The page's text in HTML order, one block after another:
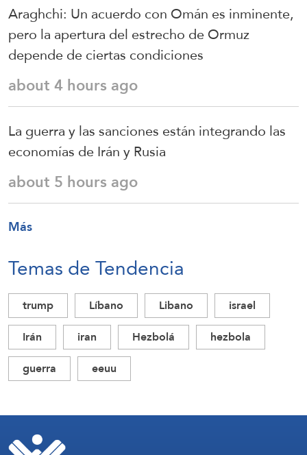
Araghchi: Un acuerdo con Omán es inminente,
pero la apertura del estrecho de Ormuz
depende de ciertas condiciones
about 4 hours ago
La guerra y las sanciones están integrando las
economías de Irán y Rusia
about 5 hours ago
Más
Temas de Tendencia
trump Líbano Libano
israel
Irán
iran Hezbolá
hezbola
guerra
eeuu